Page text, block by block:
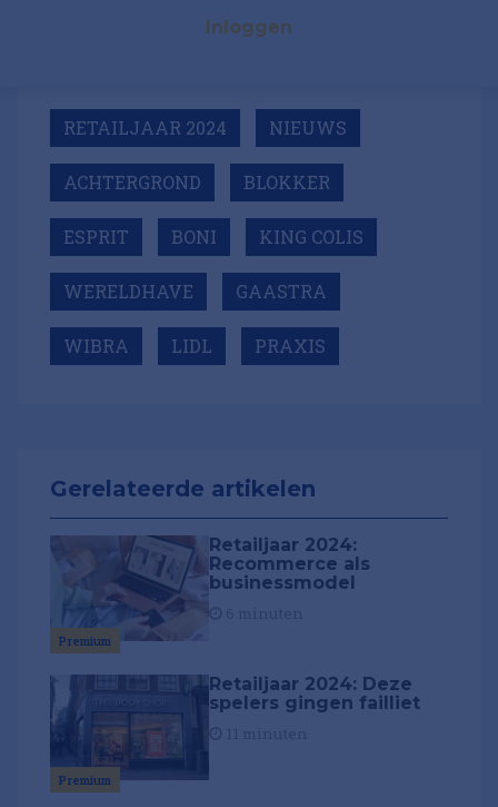
Inloggen
RETAILJAAR 2024 NIEUWS
ACHTERGROND BLOKKER
ESPRIT BONI KING COLIS
WERELDHAVE GAASTRA
WIBRA LIDL PRAXIS
Gerelateerde artikelen
Premium
Retailjaar 2024:
Recommerce als
businessmodel
Premium
Retailjaar 2024: Deze
spelers gingen failliet